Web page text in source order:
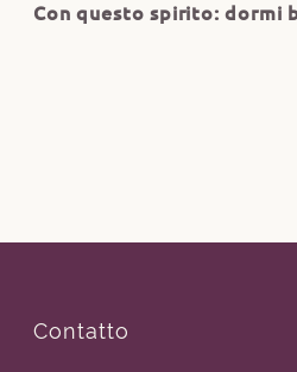
Con questo spirito: dormi
Contatto